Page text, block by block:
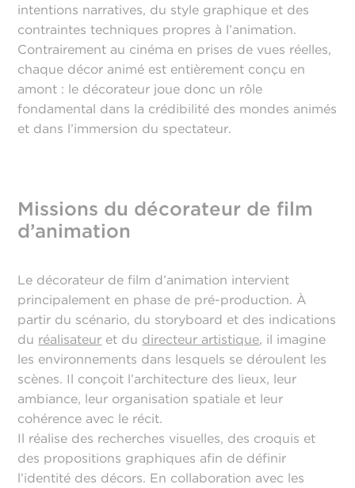
intentions narratives, du style graphique et des
contraintes techniques propres à l’animation.
Contrairement au cinéma en prises de vues réelles,
chaque décor animé est entièrement conçu en
amont : le décorateur joue donc un rôle
fondamental dans la crédibilité des mondes animés
et dans l’immersion du spectateur.
Missions du décorateur de film
d’animation
Le décorateur de film d’animation intervient
principalement en phase de pré-production. À
partir du scénario, du storyboard et des indications
du réalisateur et du directeur artistique, il imagine
les environnements dans lesquels se déroulent les
scènes. Il conçoit l’architecture des lieux, leur
ambiance, leur organisation spatiale et leur
cohérence avec le récit.
Il réalise des recherches visuelles, des croquis et
des propositions graphiques afin de définir
l’identité des décors. En collaboration avec les